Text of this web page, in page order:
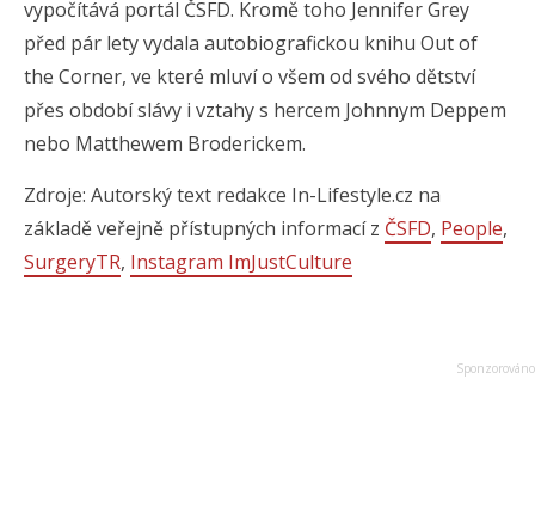
vypočítává portál ČSFD. Kromě toho Jennifer Grey
před pár lety vydala autobiografickou knihu Out of
the Corner, ve které mluví o všem od svého dětství
přes období slávy i vztahy s hercem Johnnym Deppem
nebo Matthewem Broderickem.
Zdroje: Autorský text redakce In-Lifestyle.cz na
základě veřejně přístupných informací z ČSFD, People,
SurgeryTR, Instagram ImJustCulture